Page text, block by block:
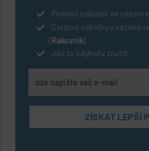
Přehled nabídek ve vašem
Čerstvé nabídky z vašeho
(Rakovník)
Jde to kdykoliv zrušit